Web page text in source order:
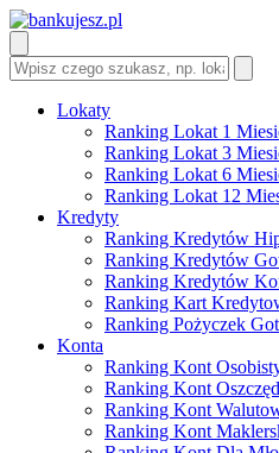
Lokaty
Ranking Lokat 1
Ranking Lokat 3
Ranking Lokat 6
Ranking Lokat 12
Kredyty
Ranking Kredytów
Ranking Kredytów
Ranking Kredytów
Ranking Kart
Ranking Pożyczek
Konta
Ranking Kont
Ranking Kont
Ranking Kont
Ranking Kont